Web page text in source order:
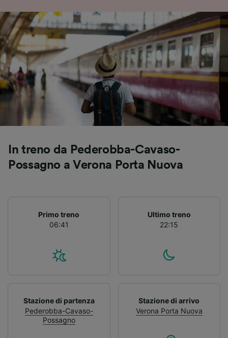
In treno da Pederobba-Cavaso-
Possagno a Verona Porta Nuova
Primo treno
06:41
Ultimo treno
22:15
Stazione di partenza
Pederobba-Cavaso-
Possagno
Stazione di arrivo
Verona Porta Nuova
Utilizzare dati di geolocalizzazione precisi.
Scansione attiva delle caratteristiche del
dispositivo ai fini dell’identificazione.
Archiviare informazioni su dispositivo e/o
accedervi. Pubblicità e contenuti
personalizzati, misurazione delle prestazioni
dei contenuti e degli annunci, ricerche sul
pubblico, sviluppo di servizi.
Elenco dei partner (fornitori)